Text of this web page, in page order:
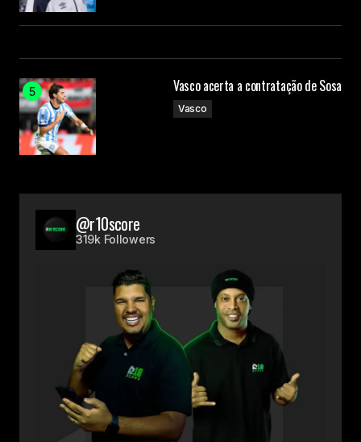
Vasco acerta a contratação de Sosa
Vasco
@r10score
319k Followers